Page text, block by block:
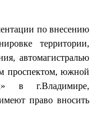
по внесению
территории,
автомагистралью
проспектом, южной
в г.Владимире,
право вносить